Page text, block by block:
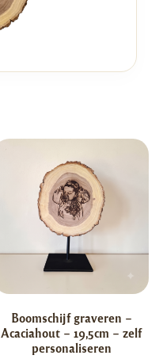
Boomschijf graveren –
Acaciahout – 19,5cm – zelf
personaliseren